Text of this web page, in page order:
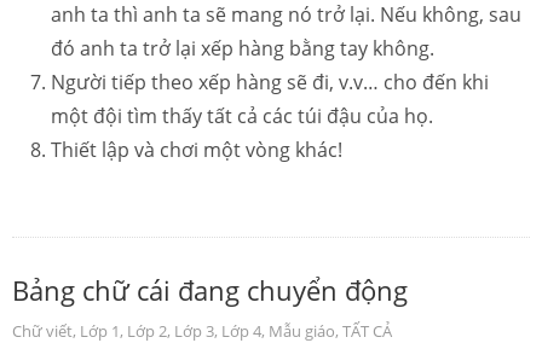
anh ta thì anh ta sẽ mang nó trở lại. Nếu không, sau
đó anh ta trở lại xếp hàng bằng tay không.
Người tiếp theo xếp hàng sẽ đi, v.v… cho đến khi
một đội tìm thấy tất cả các túi đậu của họ.
Thiết lập và chơi một vòng khác!
Bảng chữ cái đang chuyển động
Chữ viết, Lớp 1, Lớp 2, Lớp 3, Lớp 4, Mẫu giáo, TẤT CẢ